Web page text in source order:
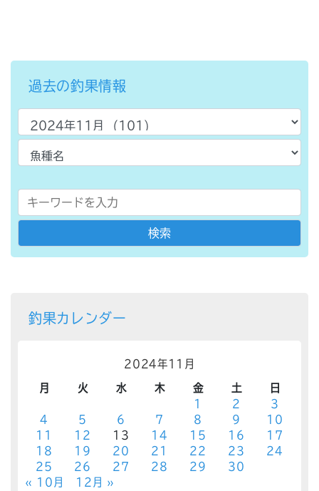
過去の釣果情報
釣果カレンダー
2024年11月
月 火 水 木 金 土
日
1
2
3
4
5 6 7 8 9
10
11
12 13 14 15 16
17
18
19 20 21 22 23
24
25
26 27 28 29
30
« 10月
12月 »